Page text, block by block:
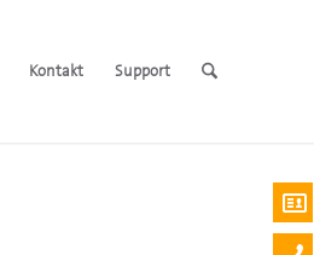
Kontakt Support